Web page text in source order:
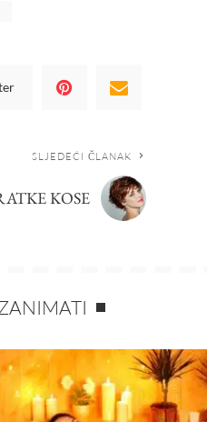
SLJEDEĆI ČLANAK
KOSE